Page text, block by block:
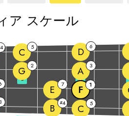
ア スケール
B #4 C 5
E 7 F 1
G 2 A 3
4 C 5 D 6
3 5